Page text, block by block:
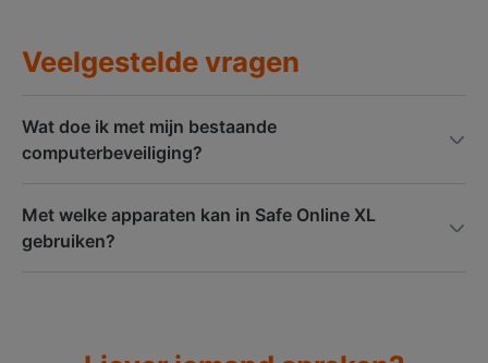
Veelgestelde vragen
Wat doe ik met mijn bestaande
computerbeveiliging?
Met welke apparaten kan in Safe Online XL
gebruiken?